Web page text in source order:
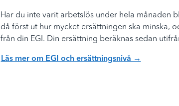
Har du inte varit arbetslös under hela månaden
då först ut hur mycket ersättningen ska minska,
från din EGI. Din ersättning beräknas sedan
Läs mer om EGI och ersättningsnivå →